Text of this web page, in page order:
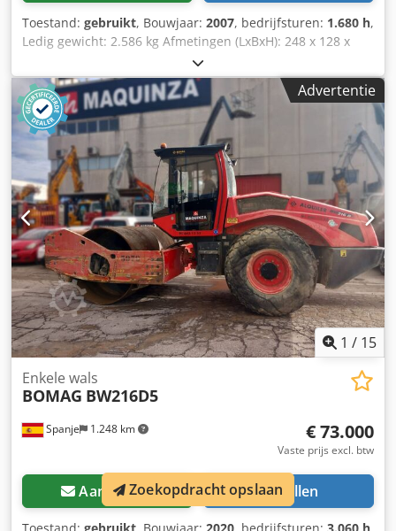
Toestand: gebruikt, Bouwjaar: 2007, bedrijfsturen: 1.680 h,
Ledig gewicht: 2.586 kg Afmetingen (LxBxH): 248 x 128 x
180 cm Codpfszb I Tmsx Ahljrf
Advertentie
1 / 15
Spanje 1.248 km
Enkele wals
BOMAG BW216D5
€ 73.000
Vaste prijs excl. btw
Aanvragen Bellen
Zoekopdracht opslaan